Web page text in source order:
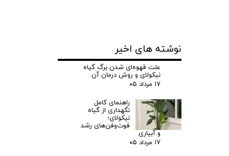
نوشته های اخیر
علت قهوه‌ای شدن برگ گیاه
نیکولای و روش درمان آن
۱۷ مرداد ۰۵
راهنمای کامل
نگهداری از گیاه
نیکولای؛
فوت‌وفن‌های رشد
و آبیاری
۱۷ مرداد ۰۵